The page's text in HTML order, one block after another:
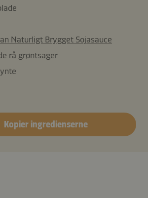
Naturligt Brygget Sojasauce
rå grøntsager
Kopier ingredienserne